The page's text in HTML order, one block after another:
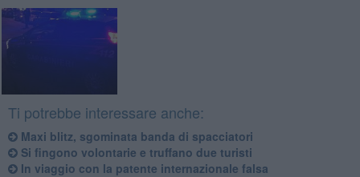
Ti potrebbe interessare anche:
Maxi blitz, sgominata banda di spacciatori
Si fingono volontarie e truffano due turisti
In viaggio con la patente internazionale falsa